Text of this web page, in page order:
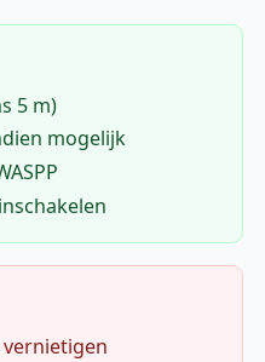
5 m)
mogelijk